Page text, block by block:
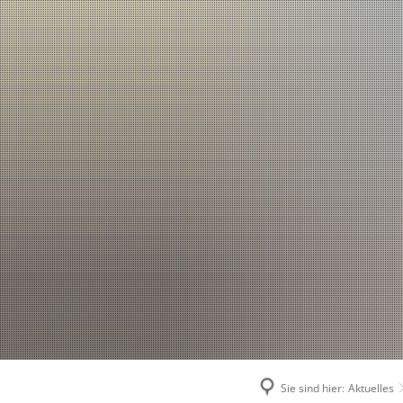
Sie sind hier: Aktuelles